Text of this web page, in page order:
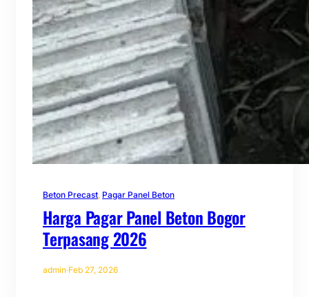
Beton Precast, Pagar Panel Beton
Harga Pagar Panel Beton Bogor
Terpasang 2026
admin·Feb 27, 2026